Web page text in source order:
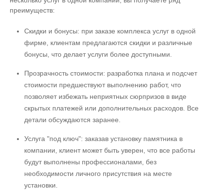
преимуществ:
Скидки и бонусы: при заказе комплекса услуг в одной
фирме, клиентам предлагаются скидки и различные
бонусы, что делает услуги более доступными.
Прозрачность стоимости: разработка плана и подсчет
стоимости предшествуют выполнению работ, что
позволяет избежать неприятных сюрпризов в виде
скрытых платежей или дополнительных расходов. Все
детали обсуждаются заранее.
Услуга "под ключ": заказав установку памятника в
компании, клиент может быть уверен, что все работы
будут выполнены профессионалами, без
необходимости личного присутствия на месте
установки.